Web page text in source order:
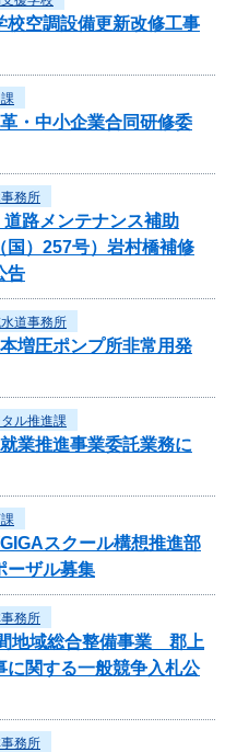
校空調設備更新改修工事
・中小企業合同研修委
務所
路メンテナンス補助
国）257号）岩村橋補修
告
道事務所
増圧ポンプ所非常用発
ル推進課
業推進事業委託業務に
スクール構想推進部
ーザル募集
務所
地域総合整備事業 郡上
関する一般競争入札公
務所